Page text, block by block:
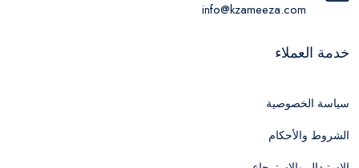
info@kzameeza.com
خدمة العملاء
سياسة الخصوصية
الشروط والأحكام